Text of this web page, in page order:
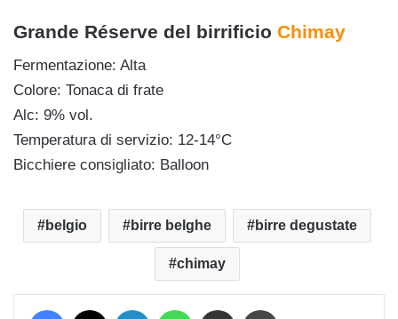
Grande Réserve del birrificio Chimay
Fermentazione: Alta
Colore: Tonaca di frate
Alc: 9% vol.
Temperatura di servizio: 12-14°C
Bicchiere consigliato: Balloon
belgio birre belghe birre degustate
chimay
Facebook LinkedIn WhatsApp Condividi via mail